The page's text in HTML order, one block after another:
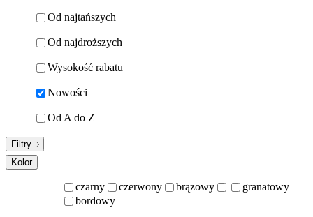
Od najtańszych
Od najdroższych
Wysokość rabatu
Nowości
Od A do Z
Filtry
Kolor
czarny czerwony brązowy
granatowy
bordowy